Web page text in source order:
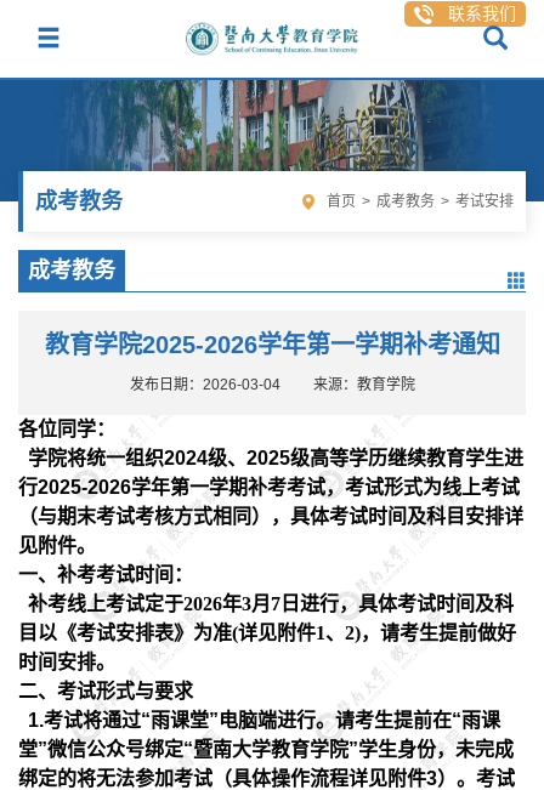
联系我们
成考教务 首页 > 成考教务 > 考试安排
成考教务
教育学院2025-2026学年第一学期补考通知
发布日期：2026-03-04 来源：教育学院
各位同学：
学院将统一组织2024级、 2025级高等学历继续教育学生进
行2025-2026学年第一学期补考考试，考试形式为线上考试
（与期末考试考核方式相同），具体考试时间及科目 安排详
见附件。
一、 补考考试时间 ：
补考线上考试定于2026年3月 7 日进行，具体考试时间及科
目以《考试安排表》为准(详见附件1、 2)，请考生提前做好
时间安排。
二、考试形式与要求
1.考试将通过“雨课堂”电脑端进行。请考生提前在“雨课
堂”微信公众号绑定“暨南大学教育学院”学生身份，未完成
绑定的将无法参加考试（具体操作流程详见附件3）。考试